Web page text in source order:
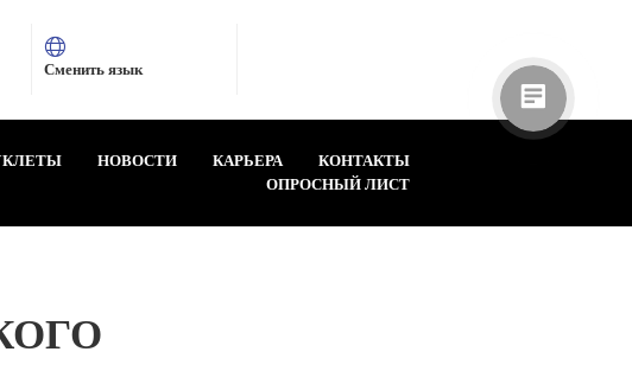
Сменить язык
НОВОСТИ КАРЬЕРА
КОНТАКТЫ
ОПРОСНЫЙ ЛИСТ